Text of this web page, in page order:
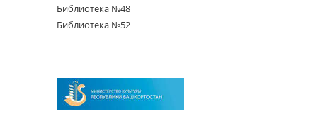
Библиотека №48
Библиотека №52